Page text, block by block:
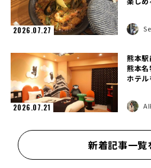
2026.07.27
2026.07.21
熊本
熊本
ホテル
新着記事一覧